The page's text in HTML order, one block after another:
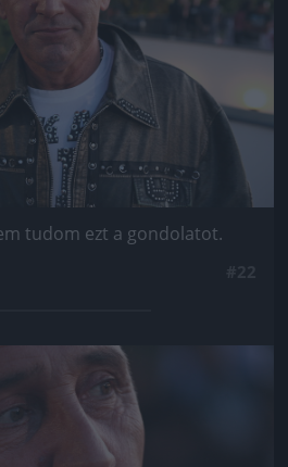
tudom ezt a gondolatot.
még kép!